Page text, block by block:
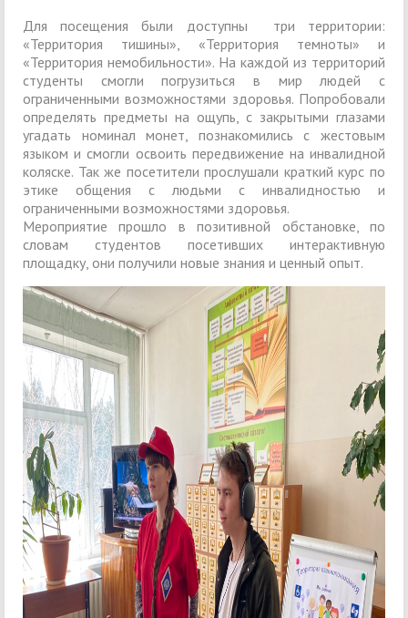
Для посещения были доступны три территории:
«Территория тишины», «Территория темноты» и
«Территория немобильности». На каждой из территорий
студенты смогли погрузиться в мир людей с
ограниченными возможностями здоровья. Попробовали
определять предметы на ощупь, с закрытыми глазами
угадать номинал монет, познакомились с жестовым
языком и смогли освоить передвижение на инвалидной
коляске. Так же посетители прослушали краткий курс по
этике общения с людьми с инвалидностью и
ограниченными возможностями здоровья.
Мероприятие прошло в позитивной обстановке, по
словам студентов посетивших интерактивную
площадку, они получили новые знания и ценный опыт.